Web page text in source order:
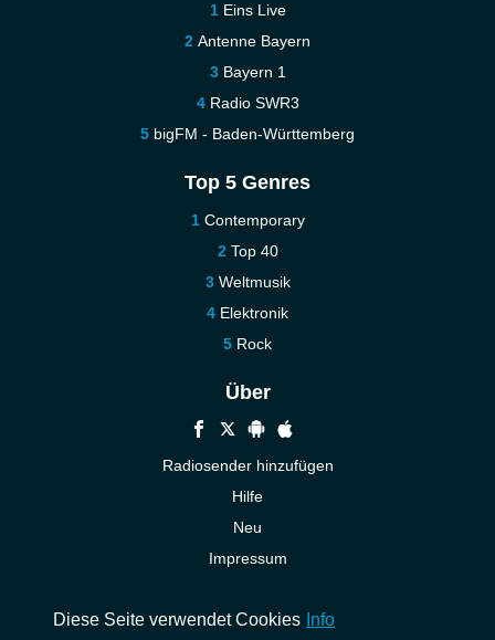
Eins Live
Antenne Bayern
Bayern 1
Radio SWR3
bigFM - Baden-Württemberg
Top 5 Genres
Contemporary
Top 40
Weltmusik
Elektronik
Rock
Über
Radiosender hinzufügen
Hilfe
Neu
Impressum
Diese Seite verwendet Cookies Info